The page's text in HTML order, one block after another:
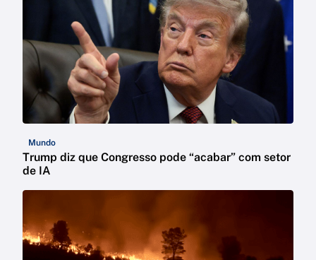
Mundo
Trump diz que Congresso pode “acabar” com setor
de IA